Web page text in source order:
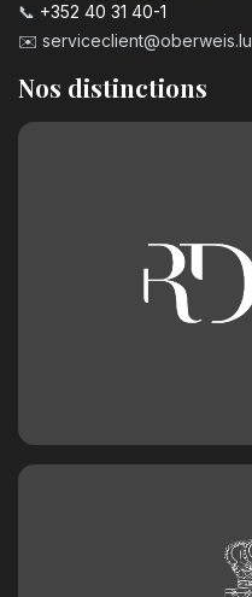
📞 +352 40 31 40-1
✉️ serviceclient@oberweis.lu
Nos distinctions